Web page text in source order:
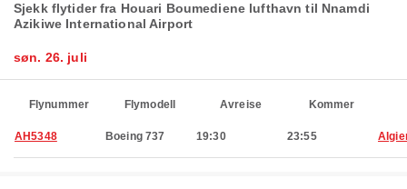
Sjekk flytider fra Houari Boumediene lufthavn til Nnamdi
Azikiwe International Airport
søn. 26. juli
Flynummer Flymodell Avreise Kommer
AH5348 Boeing 737 19:30 23:55